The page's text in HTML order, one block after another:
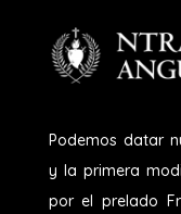
Podemos datar
y la primera
por el prelado